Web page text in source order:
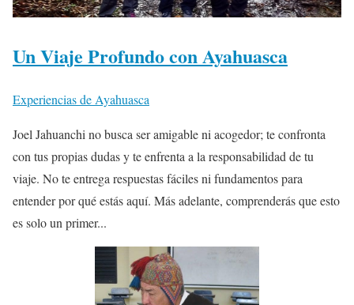
Un Viaje Profundo con Ayahuasca
Experiencias de Ayahuasca
Joel Jahuanchi no busca ser amigable ni acogedor; te confronta
con tus propias dudas y te enfrenta a la responsabilidad de tu
viaje. No te entrega respuestas fáciles ni fundamentos para
entender por qué estás aquí. Más adelante, comprenderás que esto
es solo un primer...